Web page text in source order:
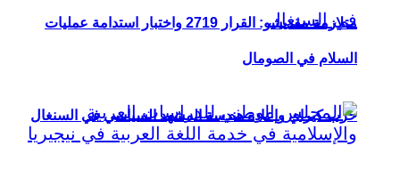
حزب كيراي وإعادة هندسة المشهد السياسي في السنغال
متلازمة مقديشو: القرار 2719 واختبار استدامة عمليات
السلام في الصومال